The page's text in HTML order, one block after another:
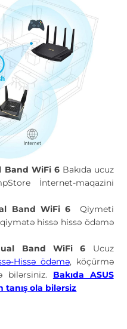
Band WiFi 6 Bakıda ucuz
İnternet-maqazini
Band WiFi 6 Qiymeti
hissə hissə ödəmə
Band WiFi 6 Ucuz
Hissə ödəmə, köçürmə
bilərsiniz. Bakıda ASUS
tanış ola bilərsiz